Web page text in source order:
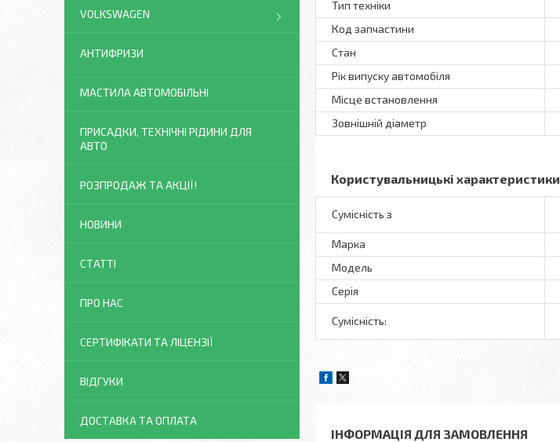
Тип техніки
Код запчастини
Стан
Рік випуску автомобіля
Місце встановлення
Зовнішній діаметр
Користувальницькі характеристики
Сумісність з
Марка
Модель
Серія
Сумісність:
ІНФОРМАЦІЯ ДЛЯ ЗАМОВЛЕННЯ
VOLKSWAGEN
АНТИФРИЗИ
МАСТИЛА АВТОМОБІЛЬНІ
ПРИСАДКИ, ТЕХНІЧНІ РІДИНИ ДЛЯ
АВТО
РОЗПРОДАЖ ТА АКЦІЇ!
НОВИНИ
СТАТТІ
ПРО НАС
СЕРТИФІКАТИ ТА ЛІЦЕНЗІЇ
ВІДГУКИ
ДОСТАВКА ТА ОПЛАТА